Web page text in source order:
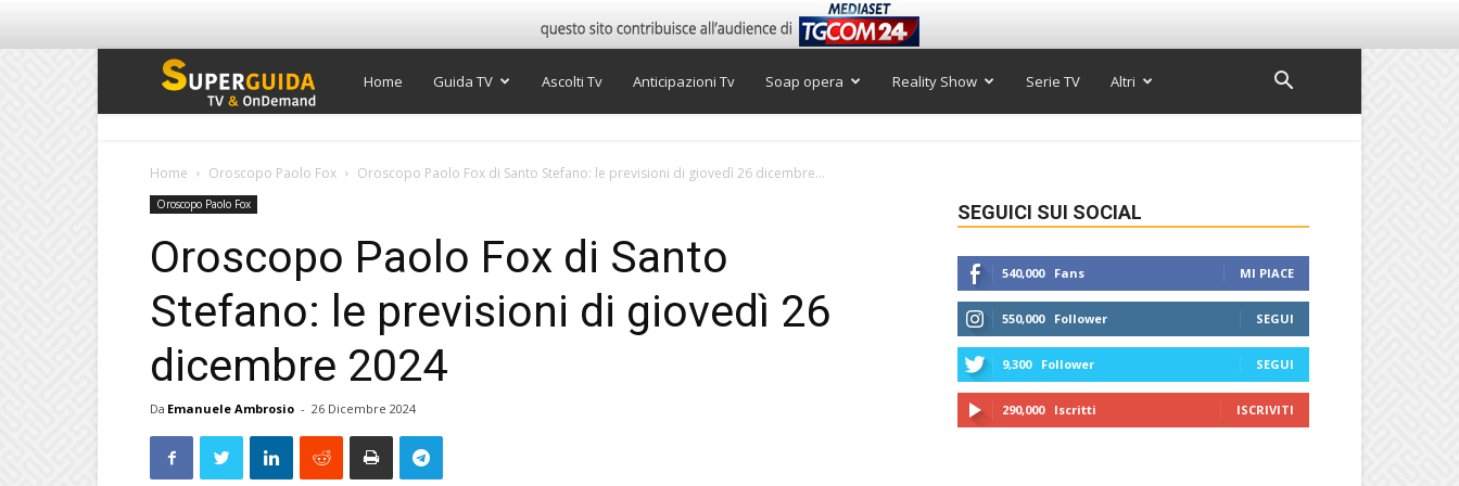
Super
Home Guida TV Ascolti Tv Anticipazioni Tv Soap opera Reality Show Serie TV Altri
Home Oroscopo Paolo Fox Oroscopo Paolo Fox di Santo Stefano: le previsioni di giovedì 26 dicembre...
Oroscopo Paolo Fox
Oroscopo Paolo Fox di Santo
Stefano: le previsioni di giovedì 26
dicembre 2024
Da Emanuele Ambrosio - 26 Dicembre 2024
SEGUICI SUI SOCIAL
540,000 Fans MI PIACE
550,000 Follower SEGUI
9,300 Follower SEGUI
290,000 Iscritti ISCRIVITI